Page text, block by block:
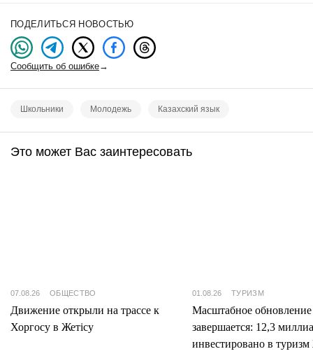
ПОДЕЛИТЬСЯ НОВОСТЬЮ
Сообщить об ошибке→
Школьники Молодежь Казахский язык
Это может Вас заинтересовать
07.08.26 ОБЩЕСТВО
Движение открыли на трассе к
Хоргосу в Жетісу
01.08.26 ТУРИЗМ
Масштабное
завершается: 12,3
инвестировано в туризм